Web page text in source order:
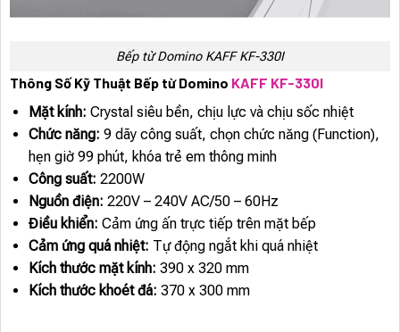
Bếp từ Domino KAFF KF-330I
Thông Số Kỹ Thuật Bếp từ Domino KAFF KF-330I
Mặt kính: Crystal siêu bền, chịu lực và chịu sốc nhiệt
Chức năng: 9 dãy công suất, chọn chức năng (Function),
hẹn giờ 99 phút, khóa trẻ em thông minh
Công suất: 2200W
Nguồn điện: 220V – 240V AC/50 – 60Hz
Điều khiển: Cảm ứng ấn trực tiếp trên mặt bếp
Cảm ứng quá nhiệt: Tự động ngắt khi quá nhiệt
Kích thước mặt kính: 390 x 320 mm
Kích thước khoét đá: 370 x 300 mm